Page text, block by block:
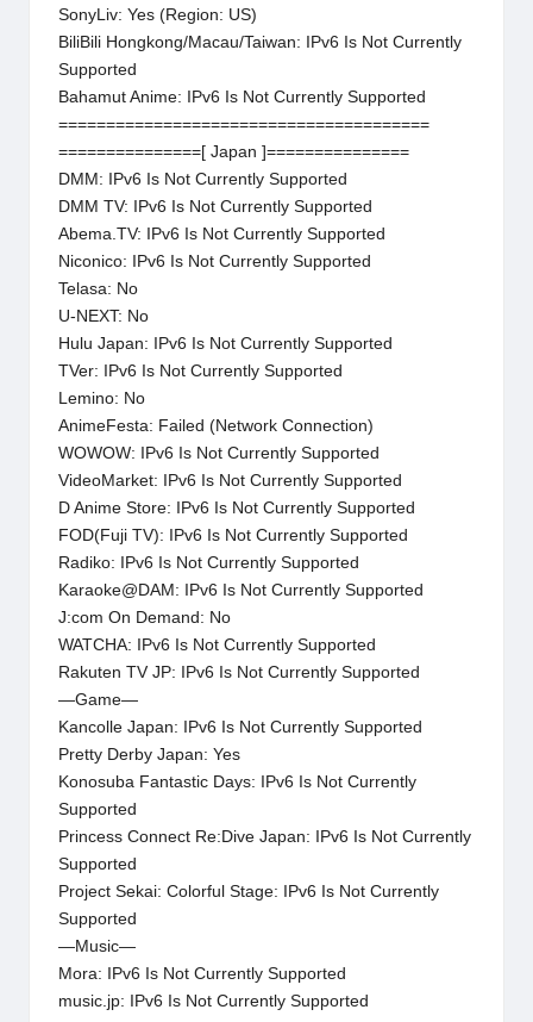
SonyLiv: Yes (Region: US)
BiliBili Hongkong/Macau/Taiwan: IPv6 Is Not Currently
Supported
Bahamut Anime: IPv6 Is Not Currently Supported
=======================================
===============[ Japan ]===============
DMM: IPv6 Is Not Currently Supported
DMM TV: IPv6 Is Not Currently Supported
Abema.TV: IPv6 Is Not Currently Supported
Niconico: IPv6 Is Not Currently Supported
Telasa: No
U-NEXT: No
Hulu Japan: IPv6 Is Not Currently Supported
TVer: IPv6 Is Not Currently Supported
Lemino: No
AnimeFesta: Failed (Network Connection)
WOWOW: IPv6 Is Not Currently Supported
VideoMarket: IPv6 Is Not Currently Supported
D Anime Store: IPv6 Is Not Currently Supported
FOD(Fuji TV): IPv6 Is Not Currently Supported
Radiko: IPv6 Is Not Currently Supported
Karaoke@DAM: IPv6 Is Not Currently Supported
J:com On Demand: No
WATCHA: IPv6 Is Not Currently Supported
Rakuten TV JP: IPv6 Is Not Currently Supported
—Game—
Kancolle Japan: IPv6 Is Not Currently Supported
Pretty Derby Japan: Yes
Konosuba Fantastic Days: IPv6 Is Not Currently
Supported
Princess Connect Re:Dive Japan: IPv6 Is Not Currently
Supported
Project Sekai: Colorful Stage: IPv6 Is Not Currently
Supported
—Music—
Mora: IPv6 Is Not Currently Supported
music.jp: IPv6 Is Not Currently Supported